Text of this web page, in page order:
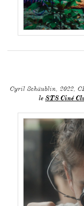
Cyril Schäublin, 2022,
le STS Ciné